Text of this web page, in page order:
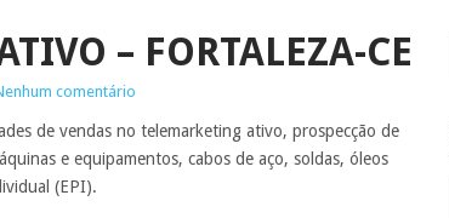
– FORTALEZA-CE
comentário
de vendas no telemarketing ativo, prospecção de
e equipamentos, cabos de aço, soldas, óleos
(EPI).